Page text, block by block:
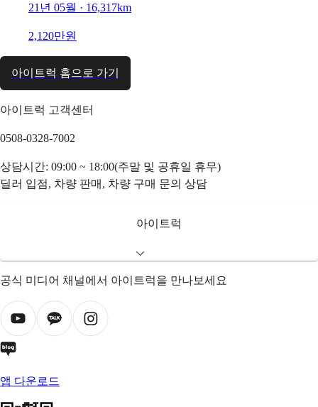
21년 05월 · 16,317km
2,120만원
아이트럭 홈으로 가기
아이트럭 고객센터
0508-0328-7002
상담시간: 09:00 ~ 18:00(주말 및 공휴일 휴무)
딜러 입점, 차량 판매, 차량 구매 문의 상담
아이트럭
공식 미디어 채널에서 아이트럭을 만나보세요
앱 다운로드